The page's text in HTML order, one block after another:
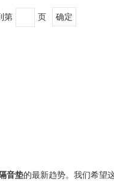
第 页 确定
隔音垫的最新趋势。我们希望